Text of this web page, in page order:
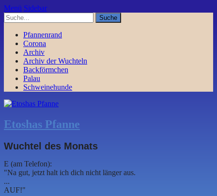
Menü Sidebar
Pfannenrand
Corona
Archiv
Archiv der Wuchteln
Backförmchen
Palau
Schweinehunde
Etoshas Pfanne
Wuchtel des Monats
E (am Telefon):
"Na gut, jetzt halt ich dich nicht länger aus.
...
AUF!"